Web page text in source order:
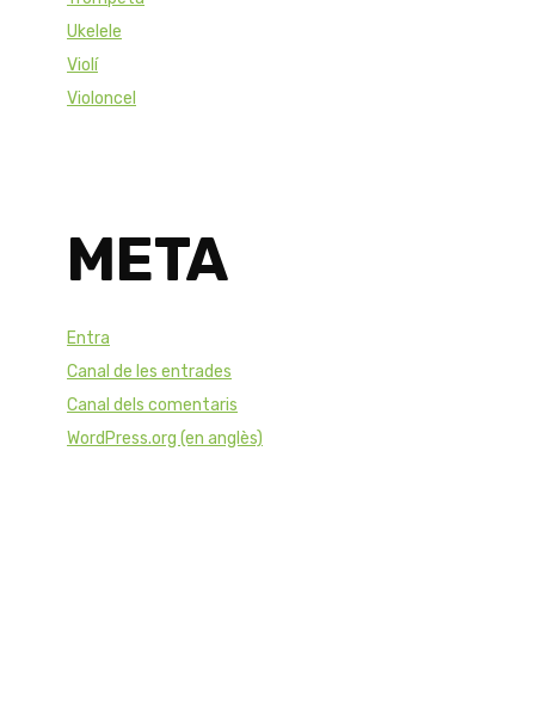
Ukelele
Violí
Violoncel
META
Entra
Canal de les entrades
Canal dels comentaris
WordPress.org (en anglès)